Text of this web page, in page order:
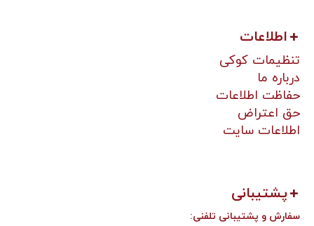
اطلاعات
تنظیمات کوکی
درباره ما
حفاظت اطلاعات
حق اعتراض
اطلاعات سایت
پشتیبانی
:سفارش و پشتیبانی تلفنی